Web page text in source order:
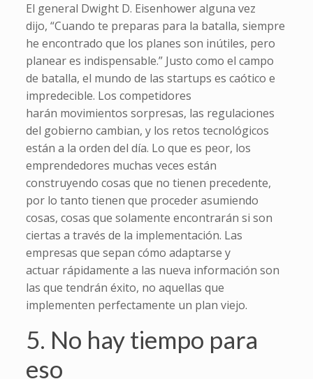
El general Dwight D. Eisenhower alguna vez
dijo, “Cuando te preparas para la batalla, siempre
he encontrado que los planes son inútiles, pero
planear es indispensable.” Justo como el campo
de batalla, el mundo de las startups es caótico e
impredecible. Los competidores
harán movimientos sorpresas, las regulaciones
del gobierno cambian, y los retos tecnológicos
están a la orden del día. Lo que es peor, los
emprendedores muchas veces están
construyendo cosas que no tienen precedente,
por lo tanto tienen que proceder asumiendo
cosas, cosas que solamente encontrarán si son
ciertas a través de la implementación. Las
empresas que sepan cómo adaptarse y
actuar rápidamente a las nueva información son
las que tendrán éxito, no aquellas que
implementen perfectamente un plan viejo.
5. No hay tiempo para
eso